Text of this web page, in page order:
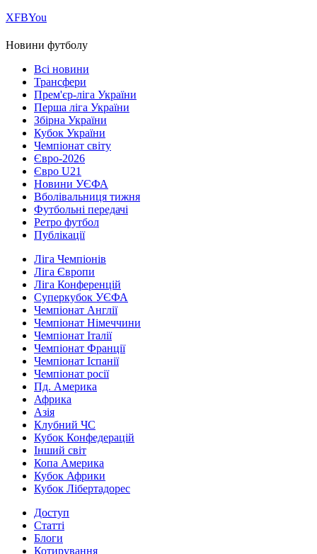
ХFBYou
Новини футболу
Всі новини
Трансфери
Прем'єр-ліга України
Перша ліга України
Збірна України
Кубок України
Чемпіонат світу
Євро-2026
Євро U21
Новини УЄФА
Вболівальниця тижня
Футбольні передачі
Ретро футбол
Публікації
Ліга Чемпіонів
Ліга Європи
Ліга Конференцій
Суперкубок УЄФА
Чемпіонат Англії
Чемпіонат Німеччини
Чемпіонат Італії
Чемпіонат Франції
Чемпіонат Іспанії
Чемпіонат росії
Пд. Америка
Африка
Азія
Клубний ЧС
Кубок Конфедерацій
Інший світ
Копа Америка
Кубок Африки
Кубок Лібертадорес
Доступ
Статті
Блоги
Котирування